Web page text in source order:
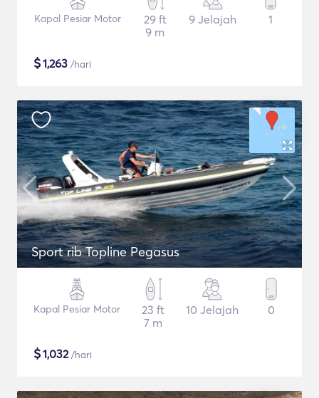
Kapal Pesiar Motor
29 ft
9 m
9 Jelajah 1
$1,263 /hari
Sport rib Topline Pegasus
Kapal Pesiar Motor
23 ft
7 m
10 Jelajah 0
$1,032/hari